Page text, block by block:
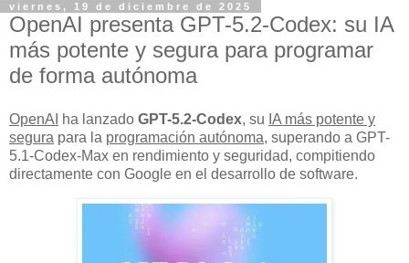
viernes, 19 de diciembre de 2025
OpenAI presenta GPT-5.2-Codex: su IA
más potente y segura para programar
de forma autónoma
OpenAI ha lanzado GPT-5.2-Codex, su IA más potente y
segura para la programación autónoma, superando a GPT-
5.1-Codex-Max en rendimiento y seguridad, compitiendo
directamente con Google en el desarrollo de software.